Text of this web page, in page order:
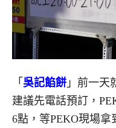
「 吳記餡餅 」前一天
建議先電話預訂，
6點，等PEKO現場